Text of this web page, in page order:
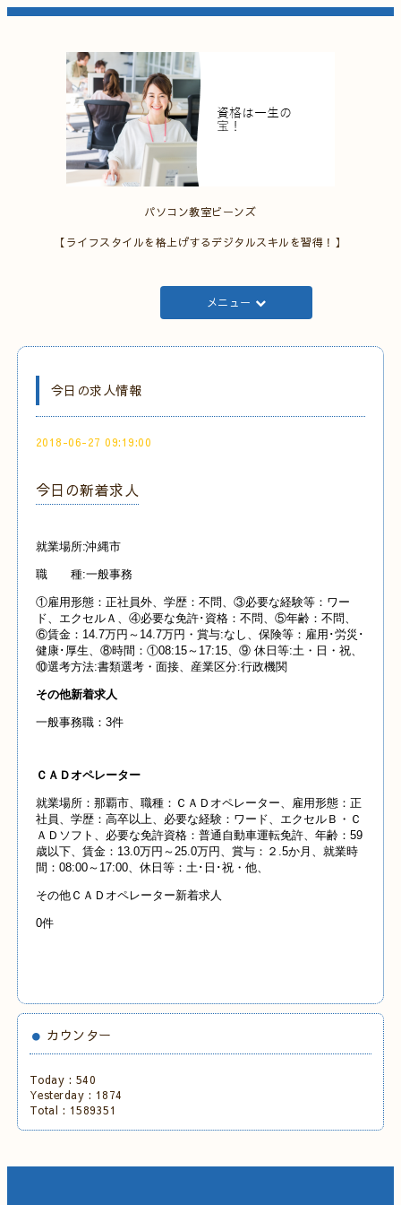
パソコン教室ビーンズ
【ライフスタイルを格上げするデジタルスキルを習得！】
メニュー
今日の求人情報
2018-06-27 09:19:00
今日の新着求人
就業場所:沖縄市
職 種:一般事務
①雇用形態：正社員外、学歴：不問、③必要な経験等：ワー
ド、エクセルＡ、④必要な免許･資格：不問、⑤年齢：不問、
⑥賃金：14.7万円～14.7万円・賞与:なし、保険等：雇用･労災･
健康･厚生、⑧時間：①08:15～17:15、⑨ 休日等:土・日・祝、
⑩選考方法:書類選考・面接、産業区分:行政機関
その他新着求人
一般事務職：3件
ＣＡＤオペレーター
就業場所：那覇市、職種：ＣＡＤオペレーター、雇用形態：正
社員、学歴：高卒以上、必要な経験：ワード、エクセルＢ・Ｃ
ＡＤソフト、必要な免許資格：普通自動車運転免許、年齢：59
歳以下、賃金：13.0万円～25.0万円、賞与：２.5か月、就業時
間：08:00～17:00、休日等：土･日･祝・他、
その他ＣＡＤオペレーター新着求人
0件
カウンター
Today : 540
Yesterday : 1874
Total : 1589351